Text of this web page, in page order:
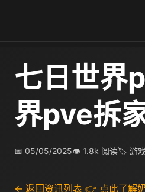
七日世界
界pve拆
📅 05/05/2025👁 1.8k 阅读🏷 游
← 返回资讯列表 👉 点此了解